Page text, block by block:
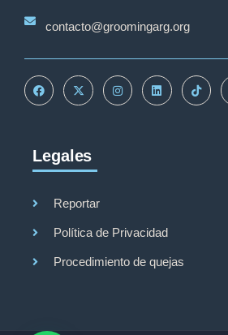
contacto@groomingarg.org
Legales
Reportar
Política de Privacidad
Procedimiento de quejas